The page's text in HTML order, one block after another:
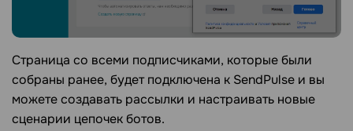
Страница со всеми подписчиками, которые были
собраны ранее, будет подключена к SendPulse и вы
можете создавать рассылки и настраивать новые
сценарии цепочек ботов.